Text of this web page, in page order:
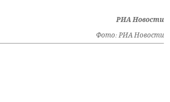
РИА Новости
Фото: РИА Новости